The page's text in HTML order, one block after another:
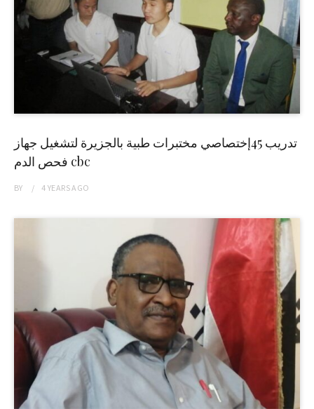
تدريب 45إختصاصي مختبرات طبية بالجزيرة لتشغيل جهاز
فحص الدم cbc
BY 4 YEARSAGO